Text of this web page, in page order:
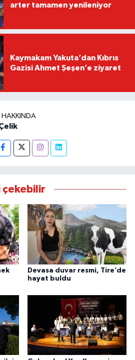
arter tamamen yenileniyor
Kaymakam Yakuta’dan Kıbrıs
Gazisi Ahmet Şeşen’e ziyaret
HAKKINDA
çekebilir
Devasa duvar resmi, Tire’de
hayat buldu